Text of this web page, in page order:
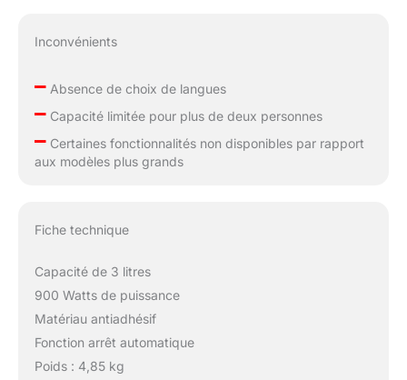
Inconvénients
–Absence de choix de langues
–Capacité limitée pour plus de deux personnes
–Certaines fonctionnalités non disponibles par rapport
aux modèles plus grands
Fiche technique
Capacité de 3 litres
900 Watts de puissance
Matériau antiadhésif
Fonction arrêt automatique
Poids : 4,85 kg